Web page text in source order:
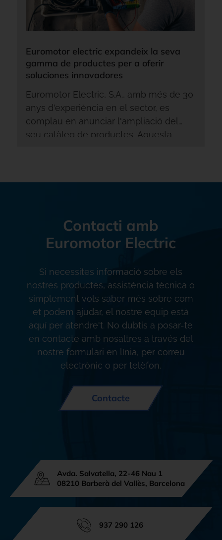
Euromotor electric expandeix la seva
gamma de productes per a oferir
soluciones innovadores
Euromotor Electric, S.A., amb més de 30
anys d'experiència en el sector, es
complau en anunciar l'ampliació del
seu catàleg de productes. Aquesta
assessorament tècnic fins al
manteniment predictiu in situ, el nostre
gamma completa de serveis recolzats
per l'excel·lència tècnica i l'experiència.
Ens esforcem per ser un soci fiable i de
confiança, i aquesta ampliació de
productes és només un altre pas en el
nostre viatge per oferir el millor servei
possible.
Contacti amb
Euromotor Electric
Si necessites informació sobre els
nostres productes, assistència tècnica o
simplement vols saber més sobre com
et podem ajudar, el nostre equip està
aquí per atendre't. No dubtis a posar-te
en contacte amb nosaltres a través del
nostre formulari en línia, per correu
electrònic o per telèfon.
Contacte
Avda. Salvatella, 22-46 Nau 1
08210 Barberà del Vallès, Barcelona
937 290 126